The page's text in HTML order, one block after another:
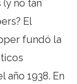
no tan
El
fundó la
año 1938. En